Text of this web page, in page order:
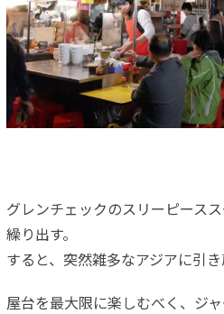
グレンチェックのスリーピース
繰り出す。
すると、突然雑多なアジアに引き
屋台を最大限に楽しむべく、ジ